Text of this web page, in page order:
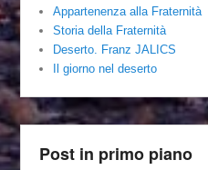
Appartenenza alla Fraternità
Storia della Fraternità
Deserto. Franz JALICS
Il giorno nel deserto
Post in primo piano